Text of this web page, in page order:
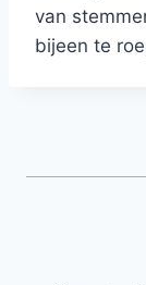
van
bijeen te